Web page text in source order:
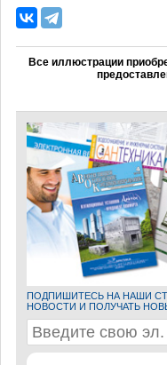
Все иллюстрации
ПОДПИШИТЕСЬ НА НАШИ
НОВОСТИ И ПОЛУЧАТЬ